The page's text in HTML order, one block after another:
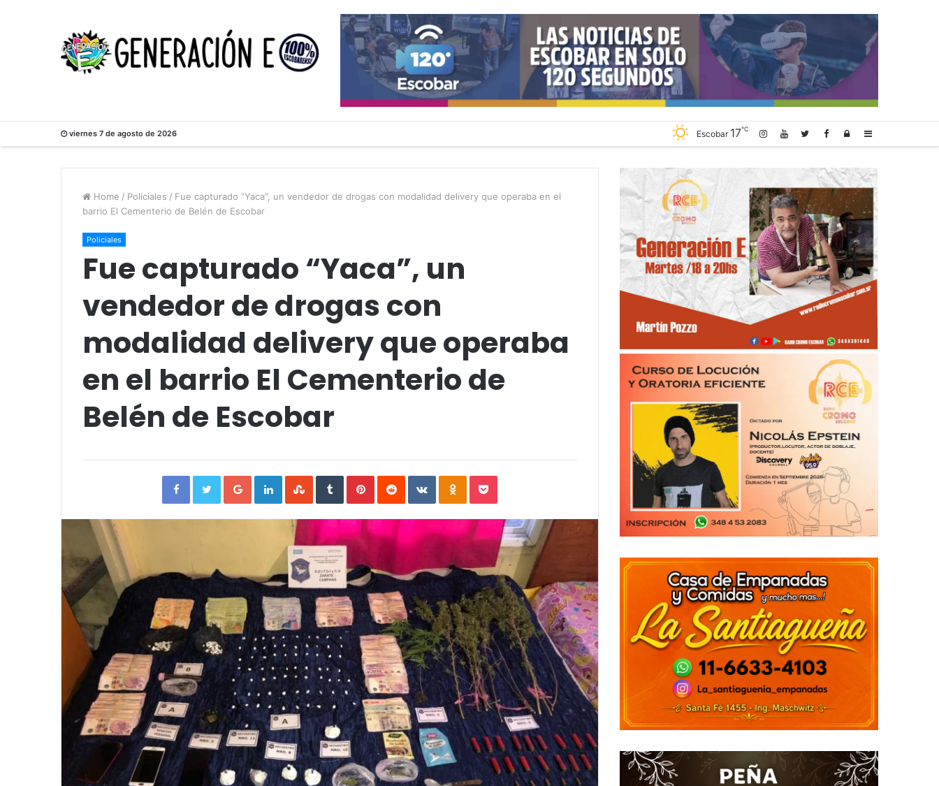
viernes 7 de agosto de 2026 Sidebar
Log
Escobar 17℃
Home / Policiales / Fue capturado “Yaca”, un vendedor de drogas con modalidad delivery que operaba en el
barrio El Cementerio de Belén de Escobar
Policiales
Fue capturado “Yaca”, un
vendedor de drogas con
modalidad delivery que operaba
en el barrio El Cementerio de
Belén de Escobar
FacebookTwitterGoogle+LinkedInStumbleUpon
TumblrPinterestReddit VKontakteOdnoklassniki
Pocket